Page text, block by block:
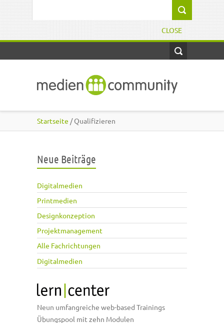
CLOSE
Startseite / Qualifizieren
Neue Beiträge
Digitalmedien
Printmedien
Designkonzeption
Projektmanagement
Alle Fachrichtungen
Digitalmedien
Neun umfangreiche web-based Trainings
Übungspool mit zehn Modulen